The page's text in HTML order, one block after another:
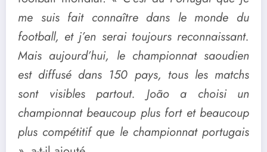
me suis fait connaître dans le monde du
football, et j’en serai toujours reconnaissant.
Mais aujourd’hui, le championnat saoudien
est diffusé dans 150 pays, tous les matchs
sont visibles partout. João a choisi un
championnat beaucoup plus fort et beaucoup
plus compétitif que le championnat portugais